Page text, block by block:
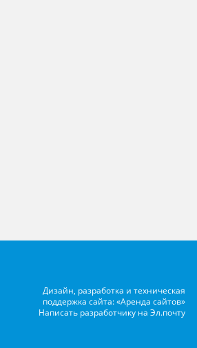
Дизайн, разработка и техническая
поддержка сайта: «Аренда сайтов»
Написать разработчику наЭл.почту